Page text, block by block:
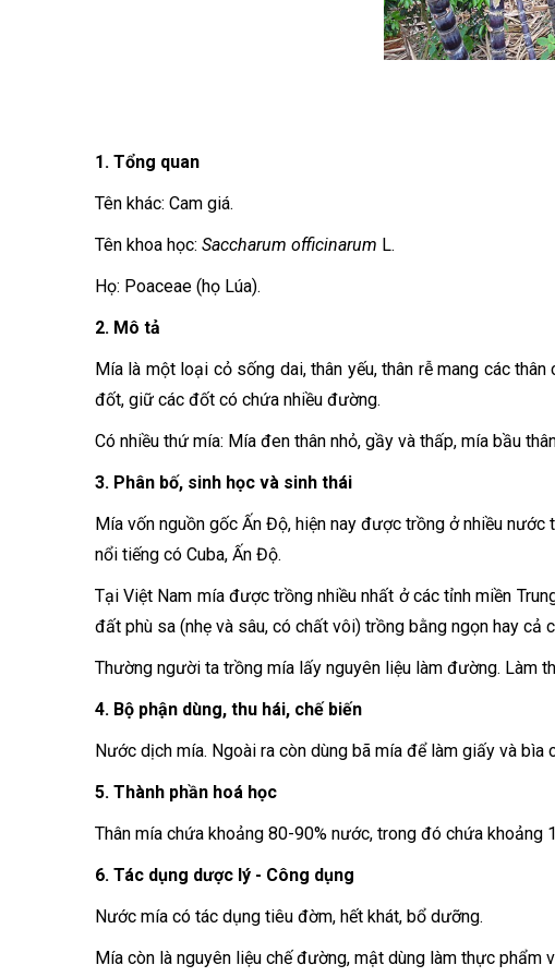
1. Tổng quan
Tên khác: Cam giá.
Tên khoa học: Saccharum officinarum L.
Họ: Poaceae (họ Lúa).
2. Mô tả
Mía là một loại cỏ sống dai, thân yếu, thân rễ mang các
đốt, giữ các đốt có chứa nhiều đường.
Có nhiều thứ mía: Mía đen thân nhỏ, gầy và thấp, mía bầu
3. Phân bố, sinh học và sinh thái
Mía vốn nguồn gốc Ấn Độ, hiện nay được trồng ở nhiều
nổi tiếng có Cuba, Ấn Độ.
Tại Việt Nam mía được trồng nhiều nhất ở các tỉnh miền
đất phù sa (nhẹ và sâu, có chất vôi) trồng bằng ngọn hay cả
Thường người ta trồng mía lấy nguyên liệu làm đường. Làm
4. Bộ phận dùng, thu hái, chế biến
Nước dịch mía. Ngoài ra còn dùng bã mía để làm giấy và bìa
5. Thành phần hoá học
Thân mía chứa khoảng 80-90% nước, trong đó chứa khoảng
6. Tác dụng dược lý - Công dụng
Nước mía có tác dụng tiêu đờm, hết khát, bổ dưỡng.
Mía còn là nguyên liệu chế đường, mật dùng làm thực phẩm